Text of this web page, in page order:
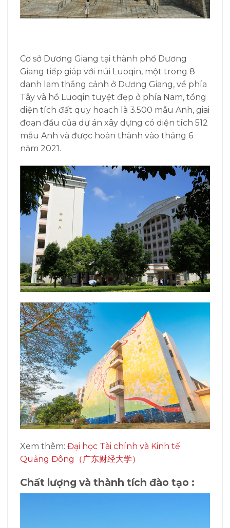
Cơ sở Dương Giang tại thành phố Dương
Giang tiếp giáp với núi Luoqin, một trong 8
danh lam thắng cảnh ở Dương Giang, về phía
Tây và hồ Luoqin tuyệt đẹp ở phía Nam, tổng
diện tích đất quy hoạch là 3.500 mẫu Anh, giai
đoạn đầu của dự án xây dựng có diện tích 512
mẫu Anh và được hoàn thành vào tháng 6
năm 2021.
Xem thêm: Đại học Tài chính và Kinh tế
Quảng Đông（广东财经大学）
Chất lượng và thành tích đào tạo :